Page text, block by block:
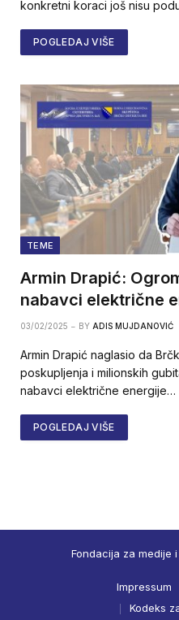
konkretni koraci još nisu
POGLEDAJ VIŠE
TEME
Armin Drapić:
nabavci električne
03/02/2025 BY ADIS MUJDANOVIĆ
Armin Drapić naglasio da
poskupljenja i milionskih
nabavci električne energije…
POGLEDAJ VIŠE
Fondacija za medije
Impressum
Kodeks